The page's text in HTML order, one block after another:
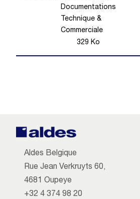
Documentations
Technique &
Commerciale
329 Ko
Aldes Belgique
Rue Jean Verkruyts 60,
4681 Oupeye
+32 4 374 98 20